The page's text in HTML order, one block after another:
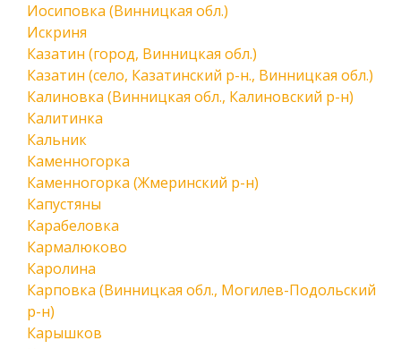
Иосиповка (Винницкая обл.)
Искриня
Казатин (город, Винницкая обл.)
Казатин (село, Казатинский р-н., Винницкая обл.)
Калиновка (Винницкая обл., Калиновский р-н)
Калитинка
Кальник
Каменногорка
Каменногорка (Жмеринский р-н)
Капустяны
Карабеловка
Кармалюково
Каролина
Карповка (Винницкая обл., Могилев-Подольский
р-н)
Карышков